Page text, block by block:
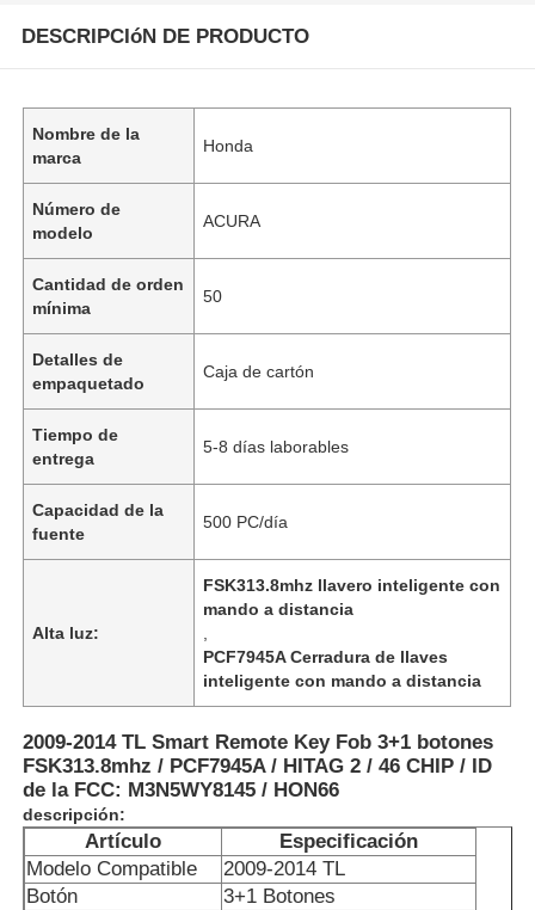
DESCRIPCIóN DE PRODUCTO
Nombre de la
marca
Honda
Número de
modelo
ACURA
Cantidad de orden
mínima
50
Detalles de
empaquetado
Caja de cartón
Tiempo de
entrega
5-8 días laborables
Capacidad de la
fuente
500 PC/día
Alta luz:
FSK313.8mhz llavero inteligente con
mando a distancia
PCF7945A Cerradura de llaves
inteligente con mando a distancia
2009-2014 TL Smart Remote Key Fob 3+1 botones
FSK313.8mhz / PCF7945A / HITAG 2 / 46 CHIP / ID
de la FCC: M3N5WY8145 / HON66
descripción:
Artículo
Especificación
Modelo Compatible
2009-2014 TL
Botón
3+1 Botones